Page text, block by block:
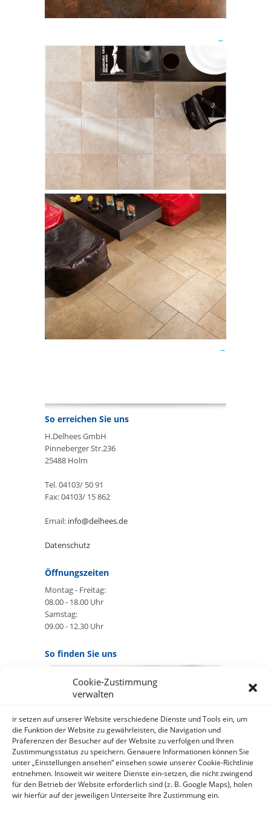
Cookie-Zustimmung
verwalten
ir setzen auf unserer Website verschiedene Dienste und Tools ein, um
die Funktion der Website zu gewährleisten, die Navigation und
Präferenzen der Besucher auf der Website zu verfolgen und Ihren
Zustimmungsstatus zu speichern. Genauere Informationen können Sie
unter „Einstellungen ansehen“ einsehen sowie unserer Cookie-Richtlinie
entnehmen. Insoweit wir weitere Dienste ein-setzen, die nicht zwingend
für den Betrieb der Website erforderlich sind (z. B. Google Maps), holen
wir hierfür auf der jeweiligen Unterseite Ihre Zustimmung ein.
So erreichen Sie uns
H.Delhees GmbH
Pinneberger Str.236
25488 Holm
Tel. 04103/ 50 91
Fax: 04103/ 15 862
Email: info@delhees.de
Datenschutz
Öffnungszeiten
Montag - Freitag:
08.00 - 18.00 Uhr
Samstag:
09.00 - 12.30 Uhr
So finden Sie uns
GOOGLE MAPS:
AKZEPTIEREN
Anbieter: Google Ireland Limited
Bei der Nutzung dieses Dienstes
werden Daten an Google
über¬mittelt, außer¬dem ist es
wahr-scheinlich dass Google Daten
(z.B. Cookies) auf Ihrem Gerät